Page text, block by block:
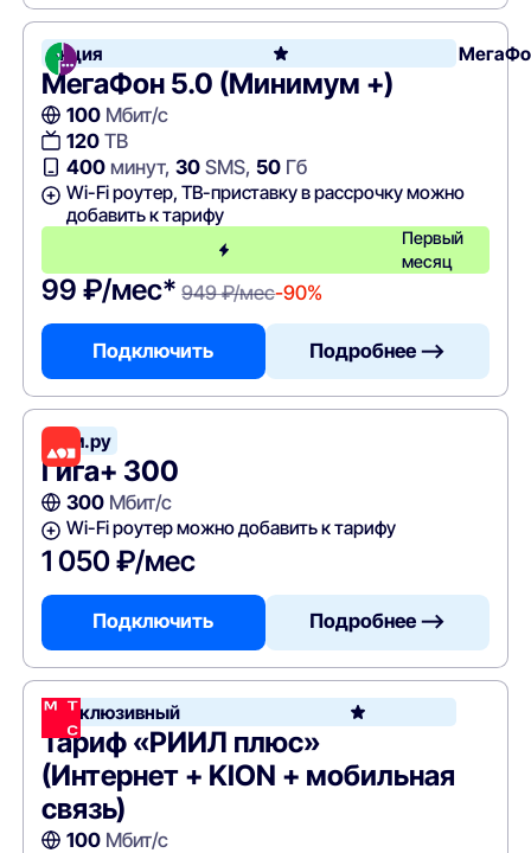
Акция
МегаФон 5.0 (Минимум +)
100Мбит/с
120ТВ
400минут, 30SMS, 50Гб
Wi-Fi роутер, ТВ-приставку в рассрочку можно
добавить к тарифу
Первый
месяц
99 ₽/мес* 949 ₽/мес-90%
Подключить Подробнее —>
Дом.ру
Гига+ 300
300Мбит/с
Wi-Fi роутер можно добавить к тарифу
1 050 ₽/мес
Подключить Подробнее —>
Эксклюзивный
Тариф «РИИЛ плюс»
(Интернет + KION + мобильная
связь)
100Мбит/с